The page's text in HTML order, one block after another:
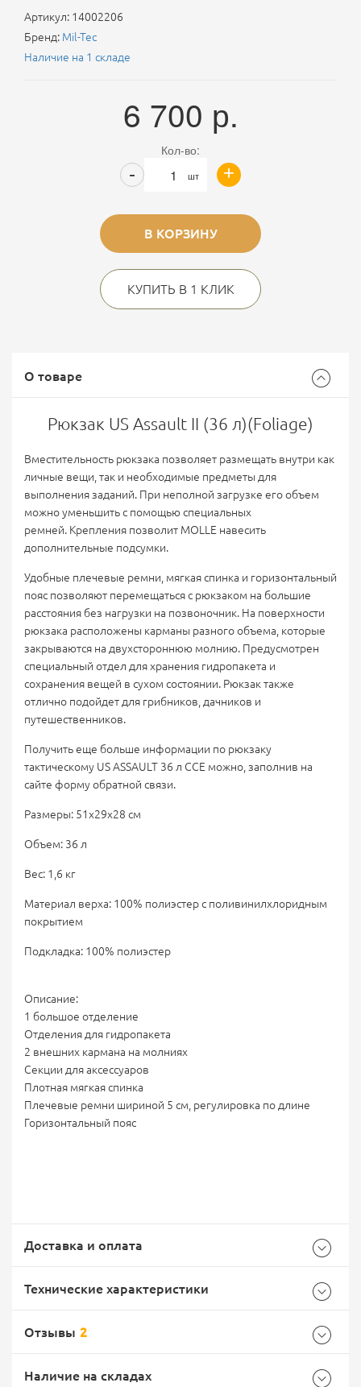
Артикул: 14002206
Бренд: Mil-Tec
Наличие на 1 складе
6 700 р.
Кол-во:
шт +
-
В КОРЗИНУ
КУПИТЬ В 1 КЛИК
О товаре
Рюкзак US Assault II (36 л)(Foliage)
Вместительность рюкзака позволяет размещать внутри как
личные вещи, так и необходимые предметы для
выполнения заданий. При неполной загрузке его объем
можно уменьшить с помощью специальных
ремней. Крепления позволит MOLLE навесить
дополнительные подсумки.
Удобные плечевые ремни, мягкая спинка и горизонтальный
пояс позволяют перемещаться с рюкзаком на большие
расстояния без нагрузки на позвоночник. На поверхности
рюкзака расположены карманы разного объема, которые
закрываются на двухстороннюю молнию. Предусмотрен
специальный отдел для хранения гидропакета и
сохранения вещей в сухом состоянии. Рюкзак также
отлично подойдет для грибников, дачников и
путешественников.
Получить еще больше информации по рюкзаку
тактическому US ASSAULT 36 л CCE можно, заполнив на
сайте форму обратной связи.
Размеры: 51х29х28 см
Объем: 36 л
Вес: 1,6 кг
Материал верха: 100% полиэстер с поливинилхлоридным
покрытием
Подкладка: 100% полиэстер
Описание:
1 большое отделение
Отделения для гидропакета
2 внешних кармана на молниях
Секции для аксессуаров
Плотная мягкая спинка
Плечевые ремни шириной 5 см, регулировка по длине
Горизонтальный пояс
Доставка и оплата
Доставка Почтой России
EMS Почта России
Технические характеристики
Бренд Mil-Tec
Отзывы 2
Наличие на складах